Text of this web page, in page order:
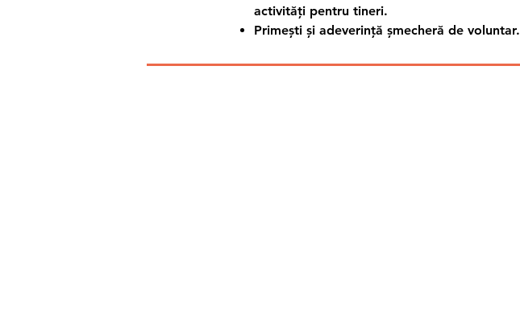
activități pentru tineri.
Primești și adeverință șmecheră de voluntar.